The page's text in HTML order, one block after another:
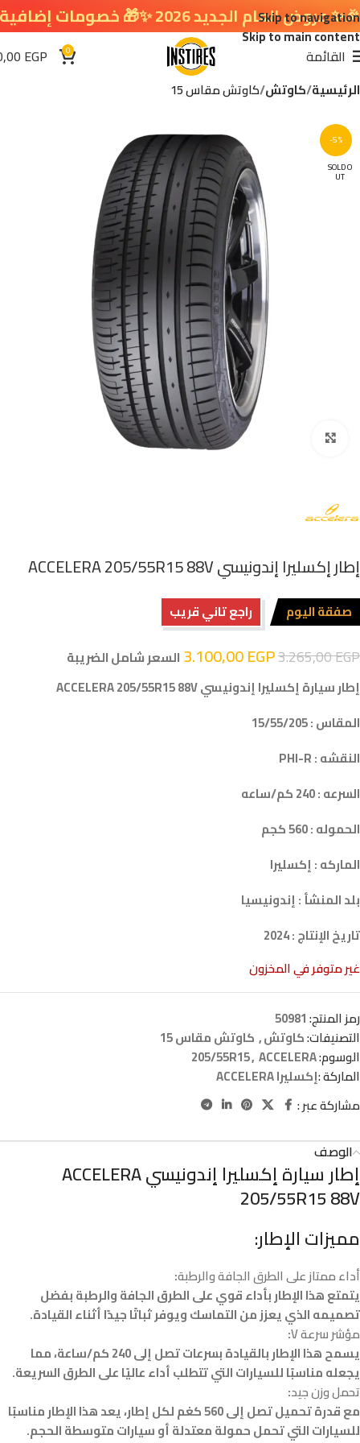
Skip to navigation
Skip to main content
القائمة 0
EGP
الرئيسية كاوتش كاوتش مقاس 15
-5%
SOLD O
UT
إطار إكسليرا إندونيسي ACCELERA 205/55R15 88V
صفقة اليوم راجع تاني قريب
3.265,00EGP
3.100,00EGP
السعر شامل الضريبة
إطار سيارة إكسليرا إندونيسي ACCELERA 205/55R15 88V
المقاس : 15/55/205
النقشه : PHI-R
السرعه : 240 كم/ساعه
الحموله : 560 كجم
الماركه : إكسليرا
بلد المنشأ : إندونيسيا
تاريخ الإنتاج : 2024
غير متوفر في المخزون
رمز المنتج:50981
التصنيفات:كاوتش, كاوتش مقاس 15
الوسوم:
205/55R15, ACCELERA
الماركة :إكسليرا ACCELERA
مشاركة عبر :
الوصف
إطار سيارة إكسليرا إندونيسي ACCELERA
205/55R15 88V
مميزات الإطار:
أداء ممتاز على الطرق الجافة والرطبة:
يتمتع هذا الإطار بأداء قوي على الطرق الجافة والرطبة بفضل
تصميمه الذي يعزز من التماسك ويوفر ثباتًا جيدًا أثناء القيادة.
مؤشر سرعة V :
يسمح هذا الإطار بالقيادة بسرعات تصل إلى 240 كم/ساعة، مما
يجعله مناسبًا للسيارات التي تتطلب أداء عاليًا على الطرق السريعة.
تحمل وزن جيد:
مع قدرة تحميل تصل إلى 560 كغم لكل إطار، يعد هذا الإطار مناسبًا
للسيارات التي تحمل حمولة معتدلة أو سيارات متوسطة الحجم.
الجديد 2026 ✨🎁 خصومات إضافية في سلة التسوق 🔥